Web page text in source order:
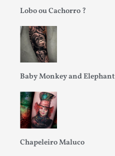
Lobo ou Cachorro ?
Baby Monkey and Elephant
Chapeleiro Maluco